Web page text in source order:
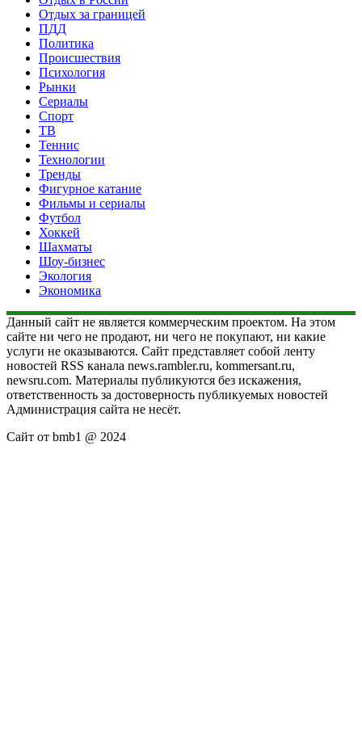
Отдых за границей
ПДД
Политика
Происшествия
Психология
Рынки
Сериалы
Спорт
ТВ
Теннис
Технологии
Тренды
Фигурное катание
Фильмы и сериалы
Футбол
Хоккей
Шахматы
Шоу-бизнес
Экология
Экономика
Данный сайт не является коммерческим проектом. На этом
сайте ни чего не продают, ни чего не покупают, ни какие
услуги не оказываются. Сайт представляет собой ленту
новостей RSS канала news.rambler.ru, kommersant.ru,
newsru.com. Материалы публикуются без искажения,
ответственность за достоверность публикуемых новостей
Администрация сайта не несёт.
Сайт от bmb1 @ 2024